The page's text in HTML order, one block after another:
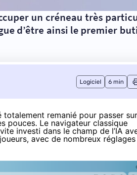
un créneau très
d’être ainsi le premier
Logiciel 6 min
totalement remanié pour passer sur
pouces. Le navigateur classique
investi dans le champ de l’IA
avec de nombreux réglages